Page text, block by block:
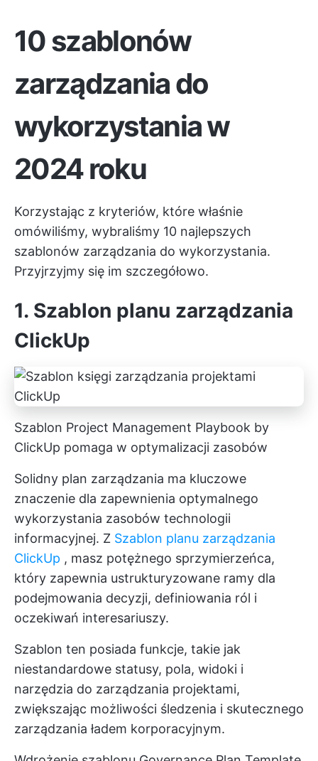
10 szablonów
zarządzania do
wykorzystania w
2024 roku
Korzystając z kryteriów, które właśnie
omówiliśmy, wybraliśmy 10 najlepszych
szablonów zarządzania do wykorzystania.
Przyjrzyjmy się im szczegółowo.
1. Szablon planu zarządzania
ClickUp
Szablon Project Management Playbook by
ClickUp pomaga w optymalizacji zasobów
Solidny plan zarządzania ma kluczowe
znaczenie dla zapewnienia optymalnego
wykorzystania zasobów technologii
informacyjnej. Z Szablon planu zarządzania
ClickUp , masz potężnego sprzymierzeńca,
który zapewnia ustrukturyzowane ramy dla
podejmowania decyzji, definiowania ról i
oczekiwań interesariuszy.
Szablon ten posiada funkcje, takie jak
niestandardowe statusy, pola, widoki i
narzędzia do zarządzania projektami,
zwiększając możliwości śledzenia i skutecznego
zarządzania ładem korporacyjnym.